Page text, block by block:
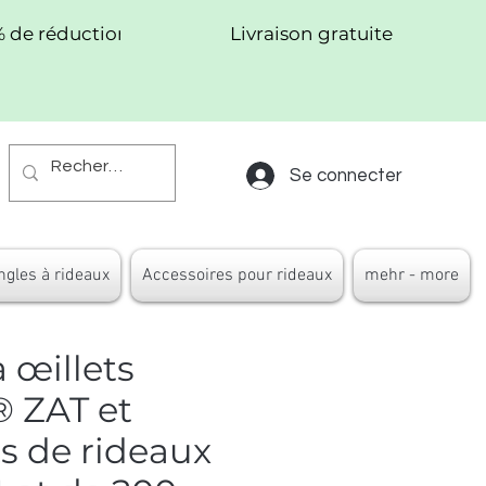
de réduction ! Livraison gratuite
Se connecter
à rideaux Accessoires pour rideaux mehr - more
œillets
ZAT et
de rideaux